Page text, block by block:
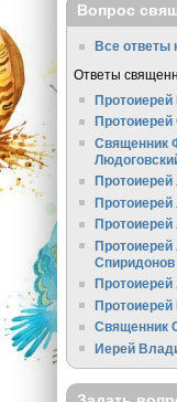
Вопрос
Все ответы
Ответы
Протоиерей
Священник
Протоиерей
Спиридонов
Священник
Иерей